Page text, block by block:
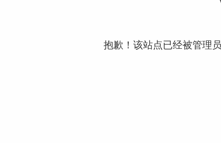
抱歉！该站点已经被管理